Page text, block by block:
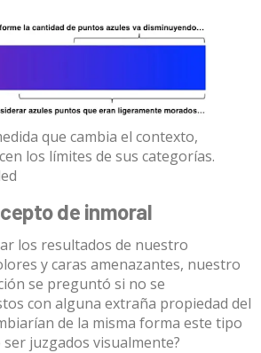
que cambia el contexto,
los límites de sus categorías.
de inmoral
los resultados de nuestro
y caras amenazantes, nuestro
se preguntó si no se
con alguna extraña propiedad del
de la misma forma este tipo
juzgados visualmente?